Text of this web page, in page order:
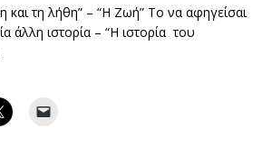
και τη λήθη” – “Η Ζωή” Το να αφηγείσαι
άλλη ιστορία – “Η ιστορία του